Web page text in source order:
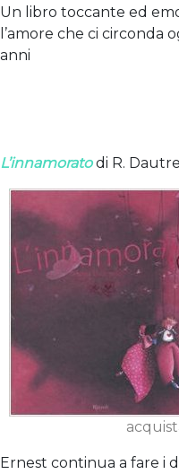
Un libro toccante ed
l’amore che ci circonda
anni
L’innamoratodi R.
Ernest continua a fare i